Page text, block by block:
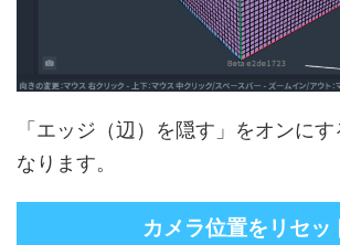
「エッジ（辺）を隠す」をオンに
なります。
カメラ位置をリセッ